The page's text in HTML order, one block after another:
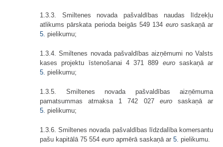
1.3.3. Smiltenes novada pašvaldības naudas līdzekļu
atlikums pārskata perioda beigās 549 134 eurosaskaņā ar
5. pielikumu;
1.3.4. Smiltenes novada pašvaldības aizņēmumi no Valsts
kases projektu īstenošanai 4 371 889 eurosaskaņā ar
5. pielikumu;
1.3.5. Smiltenes novada pašvaldības aizņēmuma
pamatsummas atmaksa 1 742 027 eurosaskaņā ar
5. pielikumu;
1.3.6. Smiltenes novada pašvaldības līdzdalība komersantu
pašu kapitālā 75 554 euro apmērā saskaņā ar 5. pielikumu.